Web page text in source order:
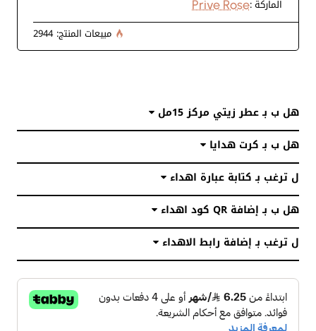
تشكيلة متنوعة من الهدايا
الفاخرة
أفكار هدايا رجاليه ونسائيه تناسب
كل الأوقات والمناسبات
الماركة :Prive Rose
مبيعات المنتج: 2944
هل ب بـ عطر زيتي مركز 15مل
هل ب بـ كرت هدايا
ل ترغب بـ كتابة عبارة اهداء
هل ب بـ إضافة QR كود اهداء
ل ترغب بـ إضافة رابط الاهداء